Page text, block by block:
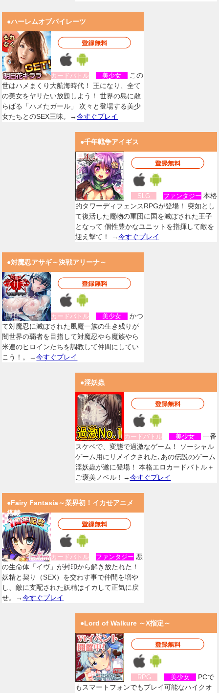
●ハーレムオブパイレーツ
カードバトル 美少女
この
世はハメまくり大航海時代！ 王になり、全て
の美女をヤリたい放題しよう！ 世界の島に散
らばる「ハメたガール」 次々と登場する美少
女たちとのSEX三昧。→今すぐプレイ
●千年戦争アイギス
SLG ファンタジー 本格
的タワーディフェンスRPGが登場！ 突如とし
て復活した魔物の軍団に国を滅ぼされた王子
となって 個性豊かなユニットを指揮して敵を
迎え撃て！ →今すぐプレイ
●対魔忍アサギ～決戦アリーナ～
カードバトル 美少女
かつ
て対魔忍に滅ぼされた風魔一族の生き残りが
闇世界の覇者を目指して対魔忍やら魔族やら
米連のヒロインたちを調教して仲間にしてい
こう！。→今すぐプレイ
●淫妖蟲
カードバトル 美少女
一番
スケベで、変態で過激なゲーム！ ソーシャル
ゲーム用にリメイクされた､あの伝説のゲーム
淫妖蟲が遂に登場！ 本格エロカードバトル＋
ご褒美ノベル！→今すぐプレイ
●Fairy Fantasia～業界初！イカせアニメ
搭載
カードバトル ファンタジー 悪
の生命体「イヴ」が封印から解き放たれた！
妖精と契り（SEX）を交わす事で仲間を増や
し、敵に支配された妖精はイカして正気に戻
せ。→今すぐプレイ
●Lord of Walkure ～X指定～
RPG 美少女
PCで
もスマートフォンでもプレイ可能なハイクオ